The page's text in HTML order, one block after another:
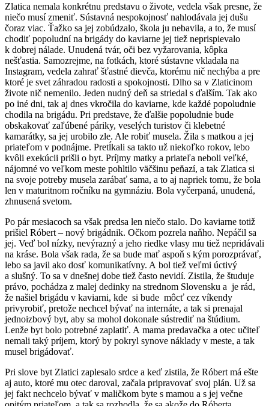
Zlatica nemala konkrétnu predstavu o živote, vedela však presne, že
niečo musí zmeniť. Sústavná nespokojnosť nahlodávala jej dušu
čoraz viac. Ťažko sa jej zobúdzalo, škola ju nebavila, a to, že musí
chodiť popoludní na brigády do kaviarne jej tiež neprispievalo
k dobrej nálade. Unudená tvár, oči bez vyžarovania, kôpka
nešťastia. Samozrejme, na fotkách, ktoré sústavne vkladala na
Instagram, vedela zahrať šťastné dievča, ktorému nič nechýba a pre
ktoré je svet záhradou radosti a spokojnosti. Dlho sa v Zlaticinom
živote nič nemenilo. Jeden nudný deň sa striedal s ďalším. Tak ako
po iné dni, tak aj dnes vkročila do kaviarne, kde každé popoludnie
chodila na brigádu. Pri predstave, že ďalšie popoludnie bude
obskakovať zaľúbené páriky, veselých turistov či klebetné
kamarátky, sa jej urobilo zle. Ale robiť musela. Žila s matkou a jej
priateľom v podnájme. Pretĺkali sa takto už niekoľko rokov, lebo
kvôli exekúcii prišli o byt. Príjmy matky a priateľa neboli veľké,
nájomné vo veľkom meste pohltilo väčšinu peňazí, a tak Zlatica si
na svoje potreby musela zarábať sama, a to aj napriek tomu, že bola
len v maturitnom ročníku na gymnáziu. Bola vyčerpaná, unudená,
zhnusená svetom.
Po pár mesiacoch sa však predsa len niečo stalo. Do kaviarne totiž
prišiel Róbert – nový brigádnik. Očkom pozrela naňho. Nepáčil sa
jej. Veď bol nízky, nevýrazný a jeho riedke vlasy mu tiež nepridávali
na kráse. Bola však rada, že sa bude mať aspoň s kým porozprávať,
lebo sa javil ako dosť komunikatívny. A bol tiež veľmi úctivý
a slušný. To sa v dnešnej dobe tiež často nevidí. Zistila, že študuje
právo, pochádza z malej dedinky na strednom Slovensku a je rád,
že našiel brigádu v kaviarni, kde si bude môcť cez víkendy
privyrobiť, pretože nechcel bývať na internáte, a tak si prenajal
jednoizbový byt, aby sa mohol dokonale sústrediť na štúdium.
Lenže byt bolo potrebné zaplatiť. A mama predavačka a otec učiteľ
nemali taký príjem, ktorý by pokryl synove náklady v meste, a tak
musel brigádovať.
Pri slove byt Zlatici zaplesalo srdce a keď zistila, že Róbert má ešte
aj auto, ktoré mu otec daroval, začala pripravovať svoj plán. Už sa
jej fakt nechcelo bývať v maličkom byte s mamou a s jej večne